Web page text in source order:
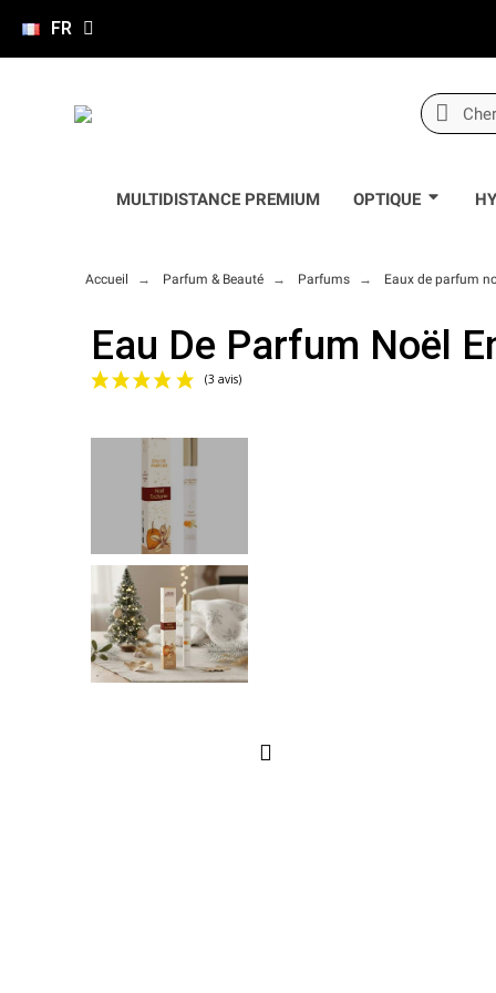
FR
MULTIDISTANCE PREMIUM OPTIQUE
Accueil Parfum & Beauté Parfums Eaux de parfum
Eau De Parfum Noël